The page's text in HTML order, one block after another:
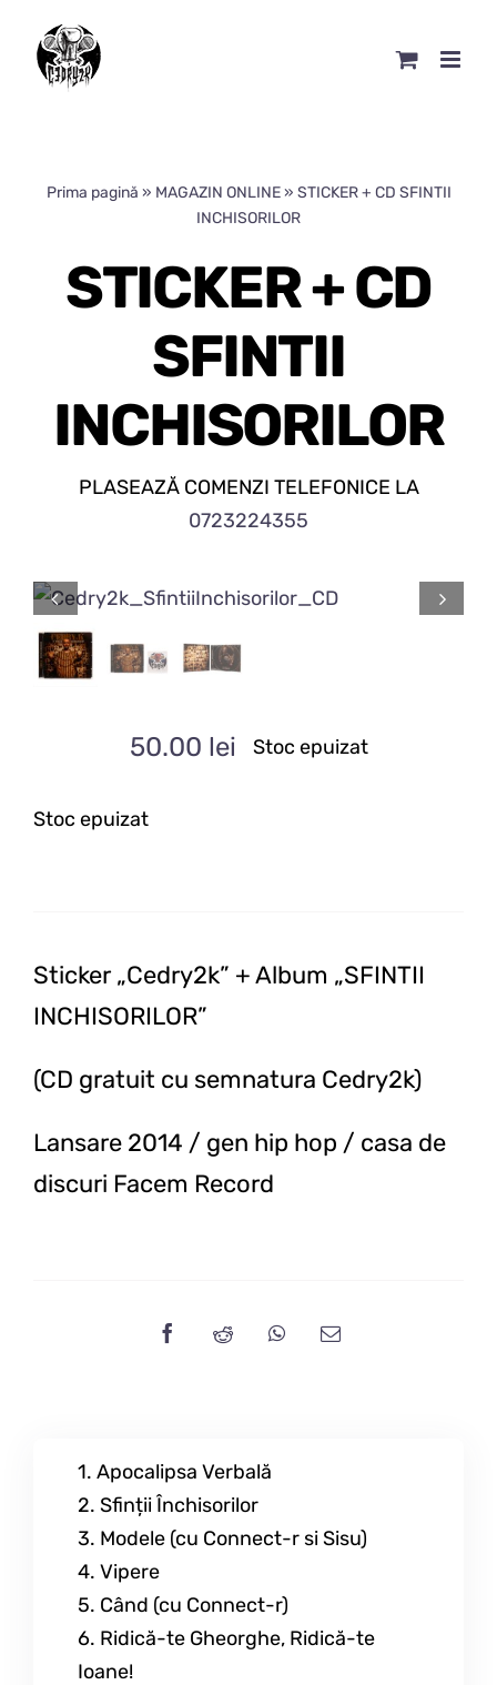
content
Prima pagină » MAGAZIN ONLINE» STICKER + CD SFINTII
INCHISORILOR
STICKER + CD
SFINTII
INCHISORILOR
PLASEAZĂ COMENZI TELEFONICE LA
0723224355
50.00 lei Stoc epuizat
Stoc epuizat
Sticker „Cedry2k” + Album „SFINTII
INCHISORILOR”
(CD gratuit cu semnatura Cedry2k)
Lansare 2014 / gen hip hop / casa de
discuri Facem Record
1. Apocalipsa Verbală
2. Sfinții Închisorilor
3. Modele (cu Connect-r si Sisu)
4. Vipere
5. Când (cu Connect-r)
6. Ridică-te Gheorghe, Ridică-te
Ioane!